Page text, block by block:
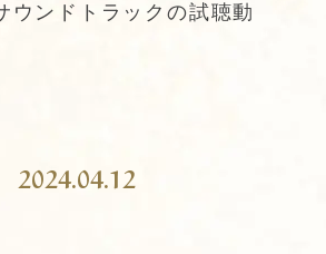
ウンドトラックの試聴動
2024.04.12